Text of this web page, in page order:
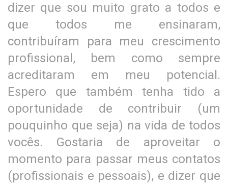
dizer que sou muito grato a todos e
que todos me ensinaram,
contribuíram para meu crescimento
profissional, bem como sempre
acreditaram em meu potencial.
Espero que também tenha tido a
oportunidade de contribuir (um
pouquinho que seja) na vida de todos
vocês. Gostaria de aproveitar o
momento para passar meus contatos
(profissionais e pessoais), e dizer que